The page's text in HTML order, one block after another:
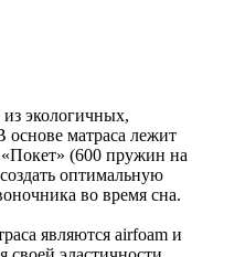
экологичных,
основе матраса лежит
(600 пружин на
оптимальную
во время сна.
являются airfoam и